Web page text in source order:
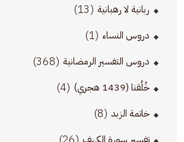
ربانية لا رهبانية (13)
دروس النساء (1)
دروس التفسير الرمضانية (368)
خُلُقنا (1439 هجري) (4)
خاتمة الزبد (8)